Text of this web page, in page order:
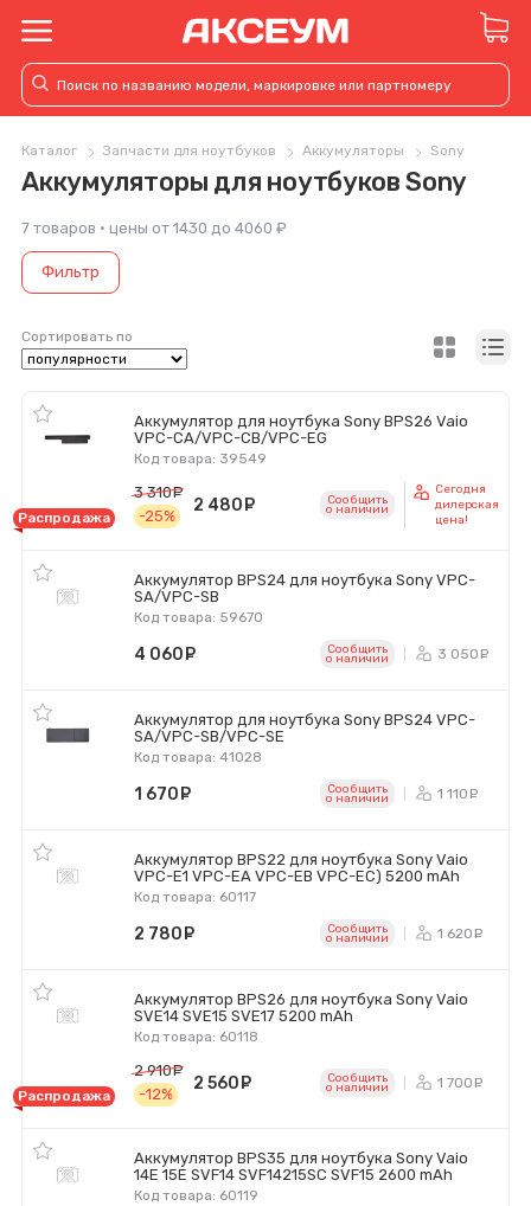
Каталог Запчасти для ноутбуков Аккумуляторы Sony
Аккумуляторы для ноутбуков Sony
7 товаров · цены от 1430 до 4060 ₽
Фильтр
Сортировать по
Аккумулятор для ноутбука Sony BPS26 Vaio
VPC-CA/VPC-CB/VPC-EG
Код товара: 39549
Распродажа
3 310
-25%
2 480 руб.Сообщить
o наличии
Сегодня
дилерская
цена!
Аккумулятор BPS24 для ноутбука Sony VPC-
SA/VPC-SB
Код товара: 59670
4 060 Сообщить
o наличии 3 050
Аккумулятор для ноутбука Sony BPS24 VPC-
SA/VPC-SB/VPC-SE
Код товара: 41028
1 670 Сообщить
o наличии 1 110
Аккумулятор BPS22 для ноутбука Sony Vaio
VPC-E1 VPC-EA VPC-EB VPC-EC) 5200 mAh
Код товара: 60117
2 780 Сообщить
o наличии 1 620
Аккумулятор BPS26 для ноутбука Sony Vaio
SVE14 SVE15 SVE17 5200 mAh
Код товара: 60118
Распродажа
2 910
-12%
2 560 руб.Сообщить
o наличии 1 700
Аккумулятор BPS35 для ноутбука Sony Vaio
14E 15E SVF14 SVF14215SC SVF15 2600 mAh
Код товара: 60119